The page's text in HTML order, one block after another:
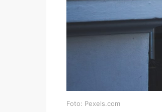
Foto: Pexels.com